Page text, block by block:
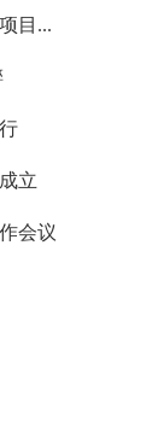
目...
立
会议